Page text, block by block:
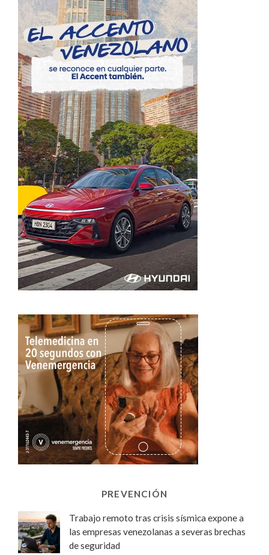
PREVENCIÓN
Trabajo remoto tras crisis sísmica expone a
las empresas venezolanas a severas brechas
de seguridad